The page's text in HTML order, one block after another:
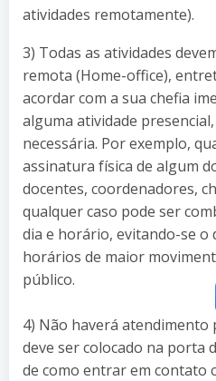
atividades remotamente).
3) Todas as atividades
remota (Home-office),
acordar com a sua chefia
alguma atividade
necessária. Por exemplo,
assinatura física de algum
docentes, coordenadores,
qualquer caso pode ser
dia e horário, evitando-se o
horários de maior
público.
4) Não haverá atendimento
deve ser colocado na porta
de como entrar em contato